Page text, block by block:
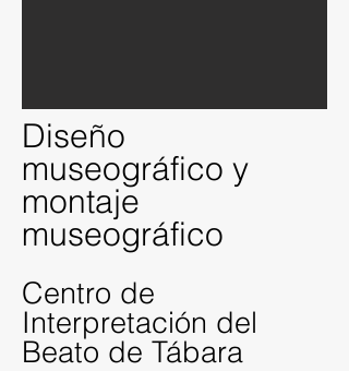
Diseño
museográfico y
montaje
museográfico
Centro de
Interpretación del
Beato de Tábara